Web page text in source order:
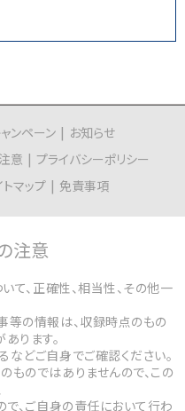
ンペーン
お知らせ
意
プライバシーポリシー
トマップ 免責事項
注意
て、正確性、相当性、その他一
等の情報は、収録時点のもの
ります。
どご自身でご確認ください。
ものではありませんので、この
、ご自身の責任において行わ